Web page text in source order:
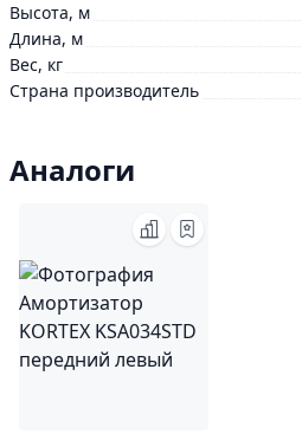
Высота, м
Длина, м
Вес, кг
Страна производитель
Аналоги